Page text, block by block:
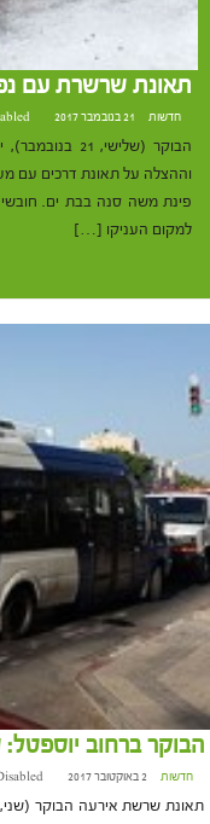
תאונת שרשרת עם
חדשות 21 בנובמבר 2017 at 11:00
הבוקר
וההצלה על תאונת דרכים עם
פינת משה סנה בבת ים.
למקום העניקו […]
הבוקר ברחוב
חדשות 2 באוקטובר 2017 at 9:13